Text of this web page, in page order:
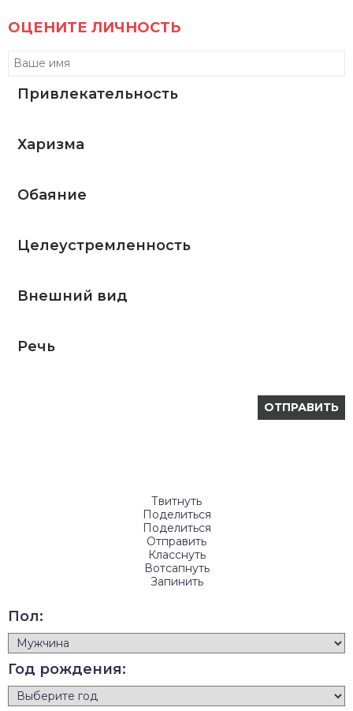
ОЦЕНИТЕ ЛИЧНОСТЬ
Привлекательность
Харизма
Обаяние
Целеустремленность
Внешний вид
Речь
Твитнуть
Поделиться
Поделиться
Отправить
Класснуть
Вотсапнуть
Запинить
Пол:
Год рождения: